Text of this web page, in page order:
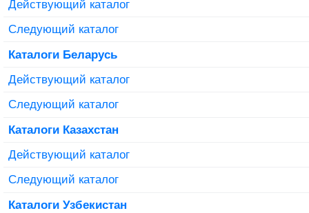
Действующий каталог
Следующий каталог
Каталоги Беларусь
Действующий каталог
Следующий каталог
Каталоги Казахстан
Действующий каталог
Следующий каталог
Каталоги Узбекистан